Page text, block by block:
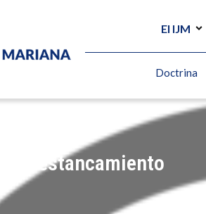
El IJM
Doctrina
al estancamiento